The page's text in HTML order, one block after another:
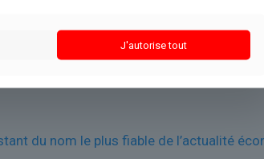
probables, même si les décideurs
de scénarios possibles, ils
du nom le plus fiable de l’actualité
J'autorise tout